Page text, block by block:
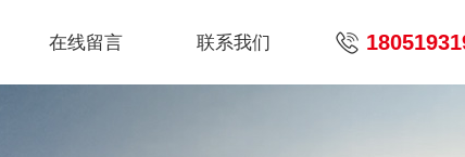
在线留言 联系我们